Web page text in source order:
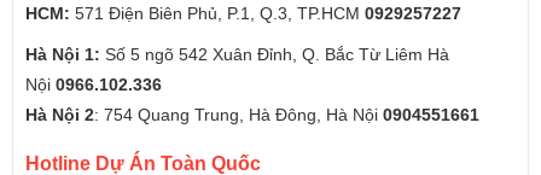
HCM: 571 Điện Biên Phủ, P.1, Q.3, TP.HCM 0929257227
Hà Nội 1: Số 5 ngõ 542 Xuân Đỉnh, Q. Bắc Từ Liêm Hà
Nội 0966.102.336
Hà Nội 2: 754 Quang Trung, Hà Đông, Hà Nội 0904551661
Hotline Dự Án Toàn Quốc